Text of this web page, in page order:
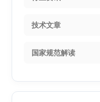
技术文章
国家规范解读